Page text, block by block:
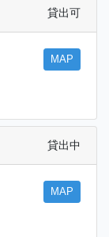
貸出可
MAP
貸出中
MAP